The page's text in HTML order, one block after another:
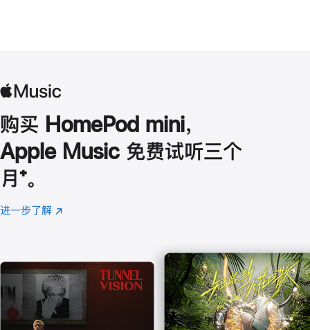
购买 HomePod mini，
Apple Music 免费试听三个
月 脚
注
⁺。
进一步了解 Apple
(在
口
中
打
开)